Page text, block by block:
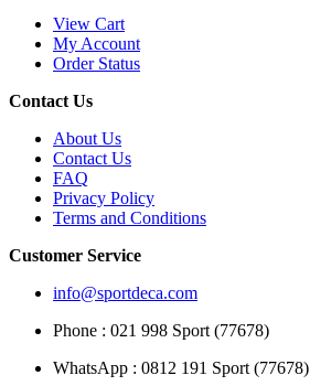
View Cart
My Account
Order Status
Contact Us
About Us
Contact Us
FAQ
Privacy Policy
Terms and Conditions
Customer Service
info@sportdeca.com
Phone : 021 998 Sport (77678)
WhatsApp : 0812 191 Sport (77678)